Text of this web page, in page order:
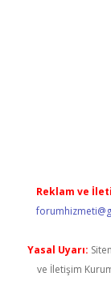
Reklam ve
Yasal Uyarı:
ve İletişim